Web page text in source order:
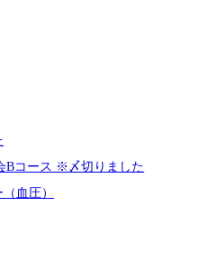
Bコース ※〆切りました
血圧）